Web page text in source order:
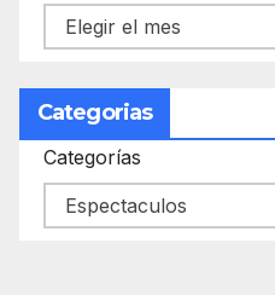
Categorias
Categorías